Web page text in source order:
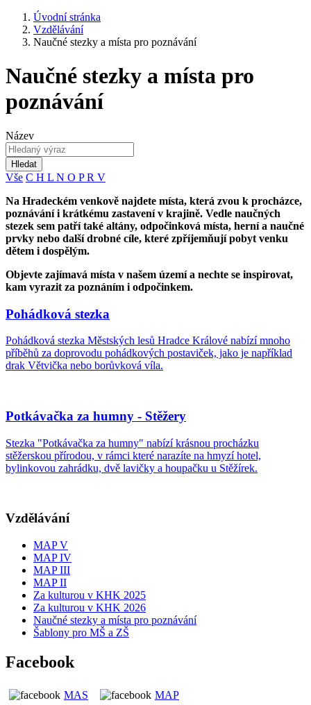
Úvodní stránka
Vzdělávání
Naučné stezky a místa pro poznávání
Naučné stezky a místa pro
poznávání
Název
Hledat
Vše C H L N O PR V
Na Hradeckém venkově najdete místa, která zvou k procházce,
poznávání i krátkému zastavení v krajině. Vedle naučných
stezek sem patří také altány, odpočinková místa, herní a naučné
prvky nebo další drobné cíle, které zpříjemňují pobyt venku
dětem i dospělým.
Objevte zajímavá místa v našem území a nechte se inspirovat,
kam vyrazit za poznáním i odpočinkem.
Pohádková stezka
Pohádková stezka Městských lesů Hradce Králové nabízí mnoho
příběhů za doprovodu pohádkových postaviček, jako je například
drak Větvička nebo borůvková víla.
Potkávačka za humny - Stěžery
Stezka "Potkávačka za humny" nabízí krásnou procházku
stěžerskou přírodou, v rámci které narazíte na hmyzí hotel,
bylinkovou zahrádku, dvě lavičky a houpačku u Stěžírek.
Vzdělávání
MAP V
MAP IV
MAP III
MAP II
Za kulturou v KHK 2025
Za kulturou v KHK 2026
Naučné stezky a místa pro poznávání
Šablony pro MŠ a ZŠ
Facebook
MAS MAP